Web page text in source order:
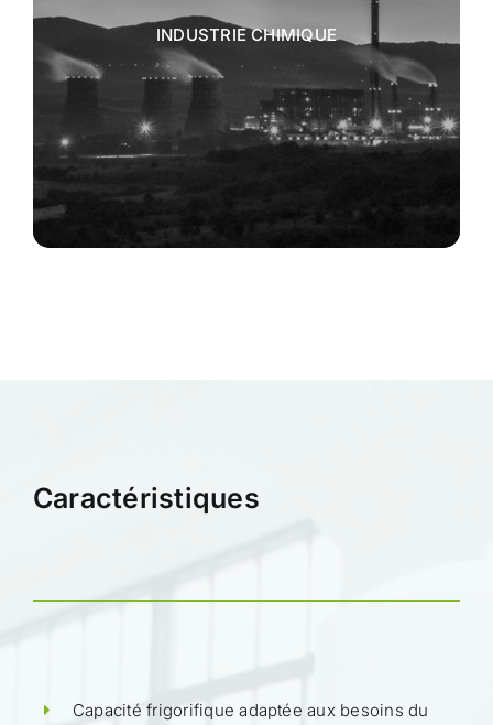
INDUSTRIE CHIMIQUE
Caractéristiques
Capacité frigorifique adaptée aux besoins du